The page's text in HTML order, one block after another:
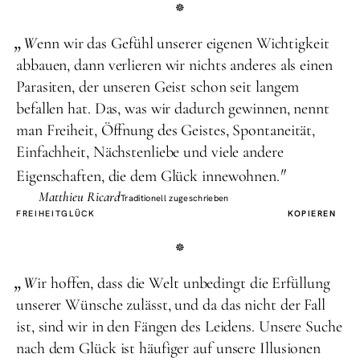
„Wenn wir das Gefühl unserer eigenen Wichtigkeit
abbauen, dann verlieren wir nichts anderes als einen
Parasiten, der unseren Geist schon seit langem
befallen hat. Das, was wir dadurch gewinnen, nennt
man Freiheit, Öffnung des Geistes, Spontaneität,
Einfachheit, Nächstenliebe und viele andere
Eigenschaften, die dem Glück innewohnen."
Matthieu RicardTraditionell zugeschrieben
FREIHEITGLÜCK KOPIEREN
„Wir hoffen, dass die Welt unbedingt die Erfüllung
unserer Wünsche zulässt, und da das nicht der Fall
ist, sind wir in den Fängen des Leidens. Unsere Suche
nach dem Glück ist häufiger auf unsere Illusionen